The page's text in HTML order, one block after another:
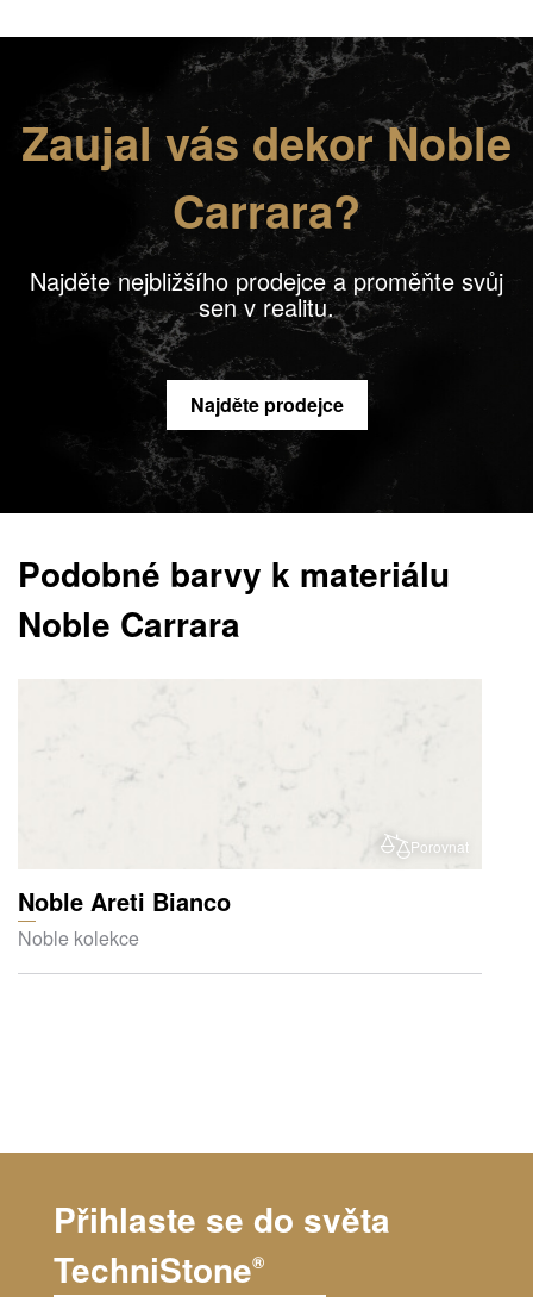
Zaujal vás dekor Noble
Carrara?
Najděte nejbližšího prodejce a proměňte svůj
sen v realitu.
Najděte prodejce
Podobné barvy k materiálu
Noble Carrara
Porovnat
Noble Areti Bianco
Noble kolekce
Přihlaste se do světa
TechniStone®